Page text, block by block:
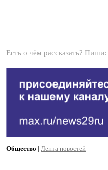
Есть о чём рассказать? Пиши:
Общество | Лента новостей